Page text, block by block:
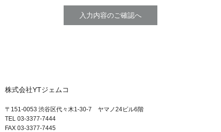
株式会社YTジェムコ
〒151-0053 渋谷区代々木1-30-7 ヤマノ24ビル6階
TEL 03-3377-7444
FAX 03-3377-7445